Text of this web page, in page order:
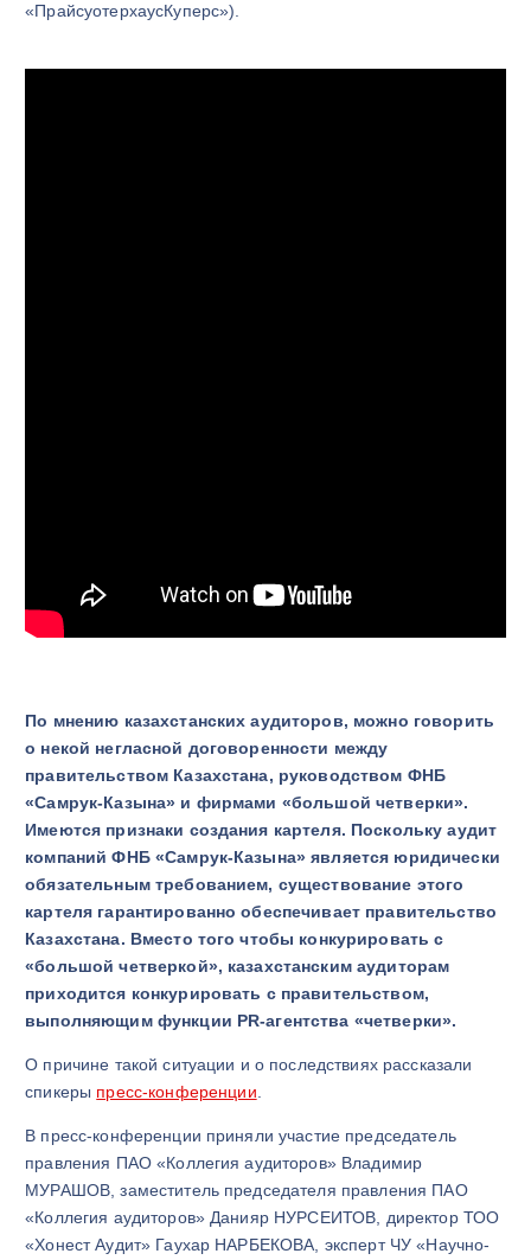
«ПрайсуотерхаусКуперс»).
По мнению казахстанских аудиторов, можно говорить
о некой негласной договоренности между
правительством Казахстана, руководством ФНБ
«Самрук-Казына» и фирмами «большой четверки».
Имеются признаки создания картеля. Поскольку аудит
компаний ФНБ «Самрук-Казына» является юридически
обязательным требованием, существование этого
картеля гарантированно обеспечивает правительство
Казахстана. Вместо того чтобы конкурировать с
«большой четверкой», казахстанским аудиторам
приходится конкурировать с правительством,
выполняющим функции PR-агентства «четверки».
О причине такой ситуации и о последствиях рассказали
спикеры пресс-конференции
В пресс-конференции приняли участие председатель
правления ПАО «Коллегия аудиторов» Владимир
МУРАШОВ, заместитель председателя правления ПАО
«Коллегия аудиторов» Данияр НУРСЕИТОВ, директор ТОО
«Хонест Аудит» Гаухар НАРБЕКОВА, эксперт ЧУ «Научно-